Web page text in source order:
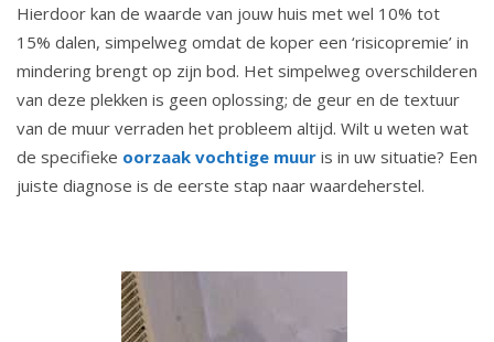
Hierdoor kan de waarde van jouw huis met wel 10% tot
15% dalen, simpelweg omdat de koper een ‘risicopremie’ in
mindering brengt op zijn bod. Het simpelweg overschilderen
van deze plekken is geen oplossing; de geur en de textuur
van de muur verraden het probleem altijd. Wilt u weten wat
de specifieke oorzaak vochtige muur is in uw situatie? Een
juiste diagnose is de eerste stap naar waardeherstel.